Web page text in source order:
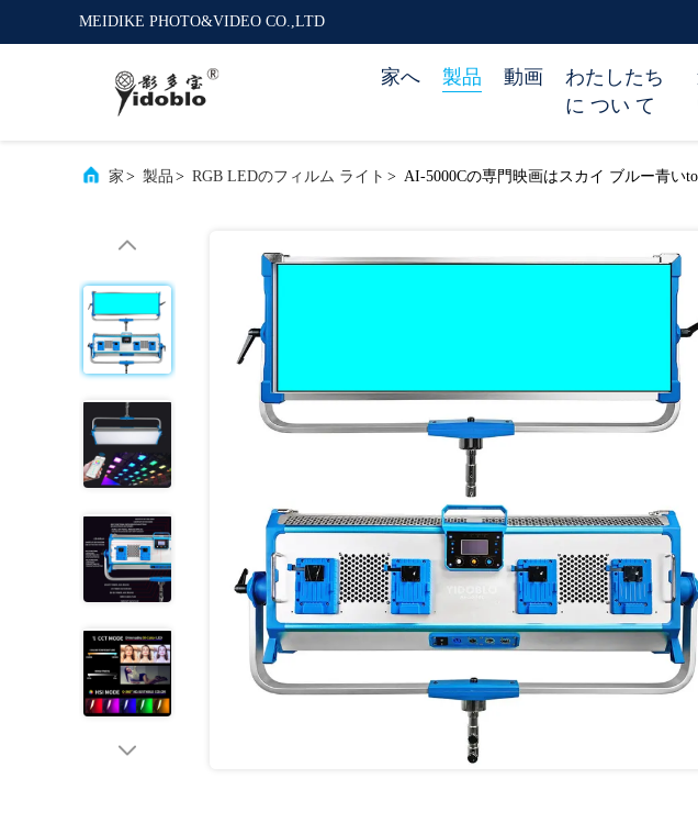
MEIDIKE PHOTO&VIDEO CO.,LTD
家へ 製品 動画
わたしたち
に つい て
家 > 製品 > RGB LEDのフィルム ライト > AI-5000Cの専門映画はスカイ ブルー青い